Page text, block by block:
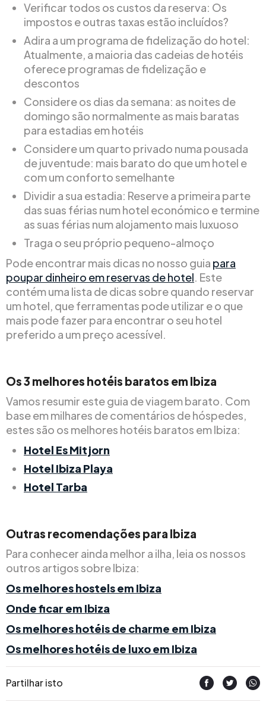
Verificar todos os custos da reserva: Os
impostos e outras taxas estão incluídos?
Adira a um programa de fidelização do hotel:
Atualmente, a maioria das cadeias de hotéis
oferece programas de fidelização e
descontos
Considere os dias da semana: as noites de
domingo são normalmente as mais baratas
para estadias em hotéis
Considere um quarto privado numa pousada
de juventude: mais barato do que um hotel e
com um conforto semelhante
Dividir a sua estadia: Reserve a primeira parte
das suas férias num hotel económico e termine
as suas férias num alojamento mais luxuoso
Traga o seu próprio pequeno-almoço
Pode encontrar mais dicas no nosso guia para
poupar dinheiro em reservas de hotel. Este
contém uma lista de dicas sobre quando reservar
um hotel, que ferramentas pode utilizar e o que
mais pode fazer para encontrar o seu hotel
preferido a um preço acessível.
Os 3 melhores hotéis baratos em Ibiza
Vamos resumir este guia de viagem barato. Com
base em milhares de comentários de hóspedes,
estes são os melhores hotéis baratos em Ibiza:
Hotel Es Mitjorn
Hotel Ibiza Playa
Hotel Tarba
Outras recomendações para Ibiza
Para conhecer ainda melhor a ilha, leia os nossos
outros artigos sobre Ibiza:
Os melhores hostels em Ibiza
Onde ficar em Ibiza
Os melhores hotéis de charme em Ibiza
Os melhores hotéis de luxo em Ibiza
Partilhar isto